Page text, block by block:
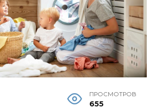
ПРОСМОТРОВ
655